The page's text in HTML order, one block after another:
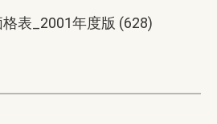
表_2001年度版 (628)